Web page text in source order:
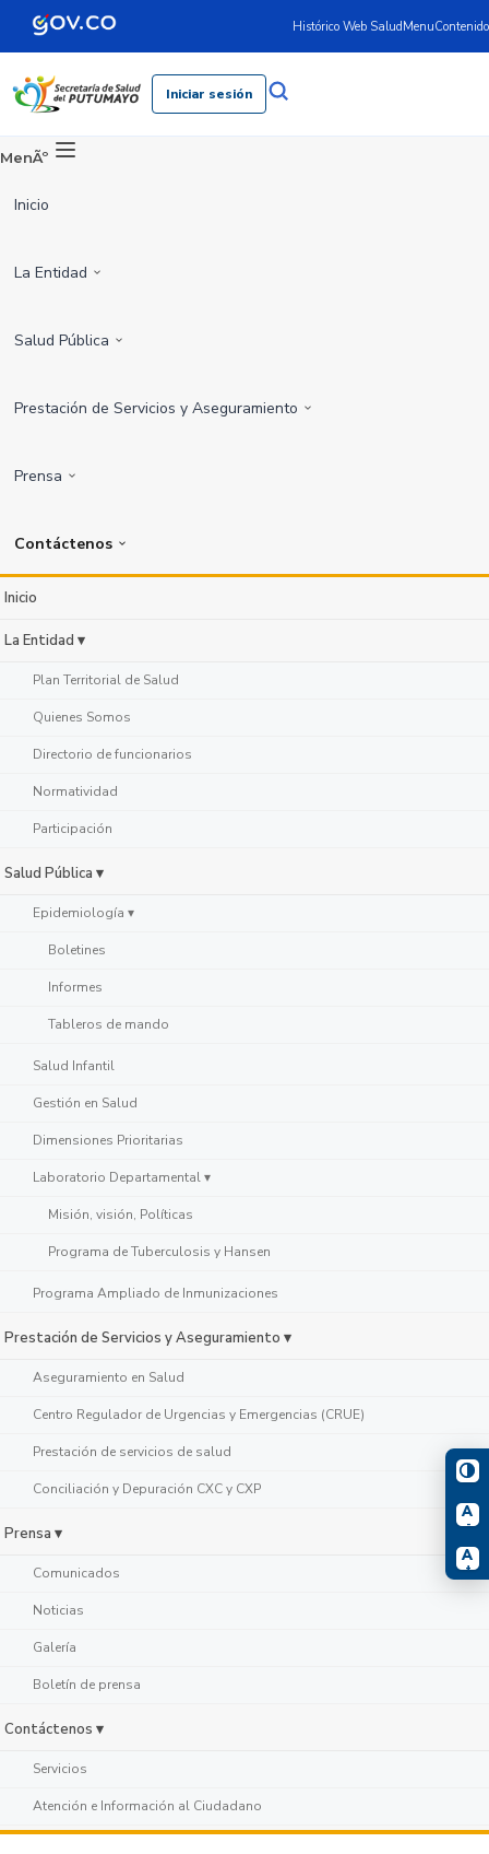
Histórico Web SaludMenuContenido
Iniciar sesión
MenÃº
Inicio
La Entidad
Salud Pública
Prestación de Servicios y Aseguramiento
Prensa
Contáctenos
Inicio
La Entidad ▾
Plan Territorial de Salud
Quienes Somos
Directorio de funcionarios
Normatividad
Participación
Salud Pública ▾
Epidemiología ▾
Boletines
Informes
Tableros de mando
Salud Infantil
Gestión en Salud
Dimensiones Prioritarias
Laboratorio Departamental ▾
Misión, visión, Políticas
Programa de Tuberculosis y Hansen
Programa Ampliado de Inmunizaciones
Prestación de Servicios y Aseguramiento ▾
Aseguramiento en Salud
Centro Regulador de Urgencias y Emergencias (CRUE)
Prestación de servicios de salud
Conciliación y Depuración CXC y CXP
Prensa ▾
Comunicados
Noticias
Galería
Boletín de prensa
Contáctenos ▾
Servicios
Atención e Información al Ciudadano
A
-
A
+